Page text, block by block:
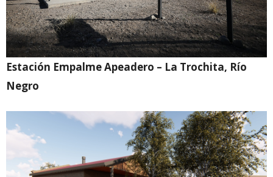
Estación Empalme Apeadero – La Trochita, Río
Negro